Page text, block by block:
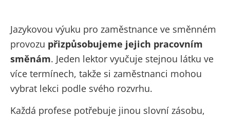
Jazykovou výuku pro zaměstnance ve směnném
provozu přizpůsobujeme jejich pracovním
směnám. Jeden lektor vyučuje stejnou látku ve
více termínech, takže si zaměstnanci mohou
vybrat lekci podle svého rozvrhu.
Každá profese potřebuje jinou slovní zásobu,